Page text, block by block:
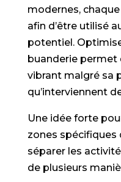
modernes,
afin d’être utilisé
potentiel.
buanderie permet
vibrant malgré sa
qu’interviennent
Une idée forte
zones
séparer les
de plusieurs